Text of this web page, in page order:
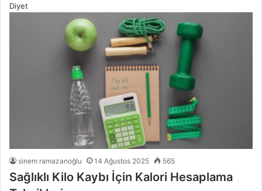
Diyet
sinem ramazanoğlu 14 Ağustos 2025 565
Sağlıklı Kilo Kaybı İçin Kalori Hesaplama